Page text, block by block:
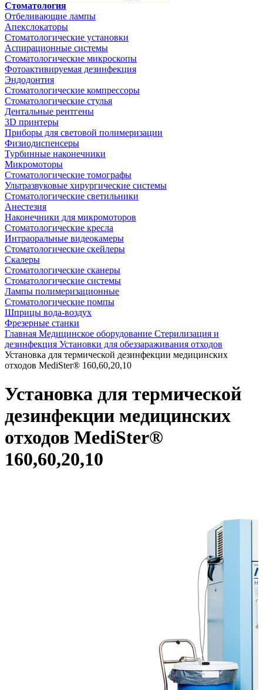
Стоматология
Отбеливающие лампы
Апекслокаторы
Стоматологические установки
Аспирационные системы
Стоматологические микроскопы
Фотоактивируемая дезинфекция
Эндодонтия
Стоматологические компрессоры
Стоматологические стулья
Дентальные рентгены
3D принтеры
Приборы для световой полимеризации
Физиодиспенсеры
Турбинные наконечники
Микромоторы
Стоматологические томографы
Ультразвуковые хирургические системы
Стоматологические светильники
Анестезия
Наконечники для микромоторов
Стоматологические кресла
Интраоральные видеокамеры
Стоматологические скейлеры
Скалеры
Стоматологические сканеры
Стоматологические системы
Лампы полимеризационные
Стоматологические помпы
Шприцы вода-воздух
Фрезерные станки
Главная Медицинское оборудование Стерилизация и
дезинфекция Установки для обеззараживания отходов
Установка для термической дезинфекции медицинских
отходов MediSter® 160,60,20,10
Установка для термической
дезинфекции медицинских
отходов MediSter®
160,60,20,10